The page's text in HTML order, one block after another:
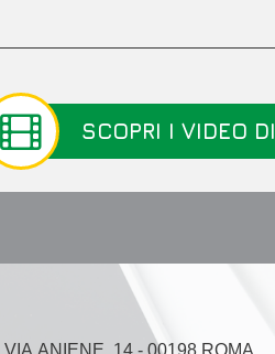
SCOPRI I VIDEO DI
VIA ANIENE, 14 - 00198 ROMA